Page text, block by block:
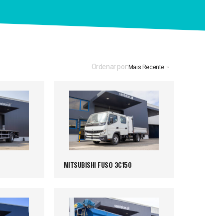
Ordenar por:Mais Recente
MITSUBISHI FUSO 3C150